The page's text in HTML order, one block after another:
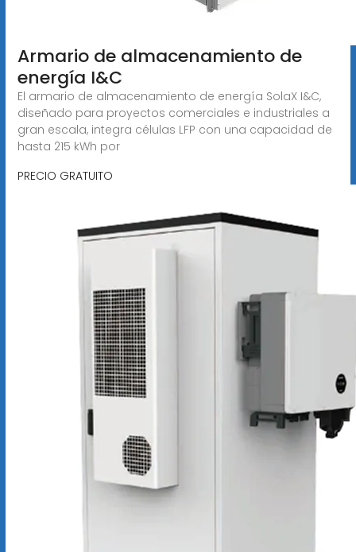
Armario de almacenamiento de
energía I&C
El armario de almacenamiento de energía SolaX I&C,
diseñado para proyectos comerciales e industriales a
gran escala, integra células LFP con una capacidad de
hasta 215 kWh por
PRECIO GRATUITO